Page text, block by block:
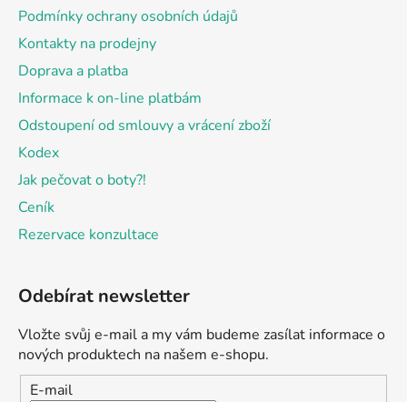
r
ý
p
Podmínky ochrany osobních údajů
Kontakty na prodejny
Doprava a platba
Informace k on-line platbám
Odstoupení od smlouvy a vrácení zboží
Kodex
Jak pečovat o boty?!
Ceník
Rezervace konzultace
Odebírat newsletter
Vložte svůj e-mail a my vám budeme zasílat informace o
nových produktech na našem e-shopu.
E-mail